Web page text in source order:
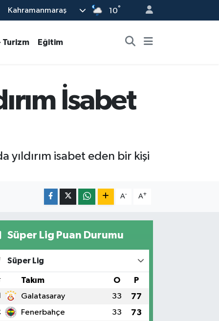
Kahramanmaraş 10°
Turizm Eğitim
İsabet
yıldırım isabet eden bir kişi
A- A+
Süper Lig Puan Durumu
Süper Lig
Takım O P
Galatasaray 33 77
Fenerbahçe 33 73